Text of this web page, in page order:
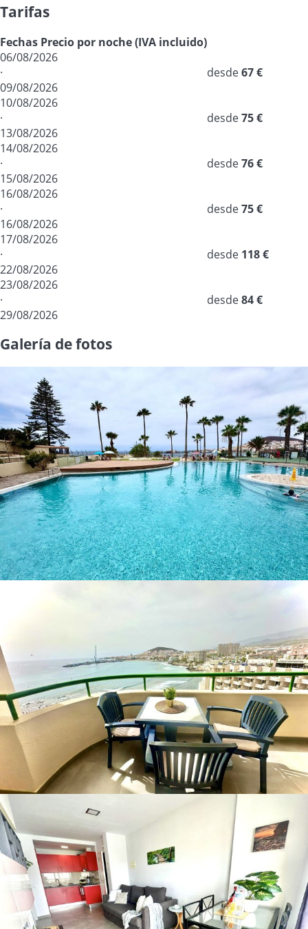
Tarifas
Fechas Precio por noche (IVA incluido)
06/08/2026
·
09/08/2026
desde67 €
10/08/2026
·
13/08/2026
desde75 €
14/08/2026
·
15/08/2026
desde76 €
16/08/2026
·
16/08/2026
desde75 €
17/08/2026
·
22/08/2026
desde 118 €
23/08/2026
·
29/08/2026
desde84 €
Galería de fotos